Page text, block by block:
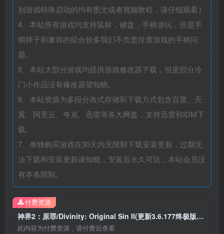
别游戏特殊启动的均有图文或者视频教程，请仔细观看）
4、本站所有游戏均支持鼠标，键盘，手柄游玩，但是手
柄牌子和兼容的组合较多我们不负责排查游戏的手柄问
题。
5、本站大部分游戏均提供游戏修改器下载，但是部分冷
门小作品没有修改器望知晓。
6、本站资源为多段分布式存储和下载方式包含百度、天
翼、阿里云、夸克、迅雷等各大网盘，支持迅雷和IDM下
载。
7、单独购买游戏在30天内无限制下载安装更新，过期无
法下载和安装更新请知晓，安装后永久可玩，本站会员没
有本条限制。
神界2：原罪/Divinity: Original Sin II(更新3.6.177终极版+全DLC)
此内容为付费资源，请付费后查看
付费资源